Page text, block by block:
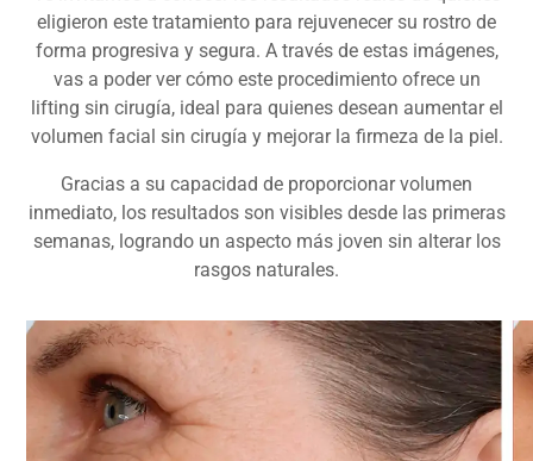
eligieron este tratamiento para rejuvenecer su rostro de
forma progresiva y segura. A través de estas imágenes,
vas a poder ver cómo este procedimiento ofrece un
lifting sin cirugía, ideal para quienes desean aumentar el
volumen facial sin cirugía y mejorar la firmeza de la piel.
Gracias a su capacidad de proporcionar volumen
inmediato, los resultados son visibles desde las primeras
semanas, logrando un aspecto más joven sin alterar los
rasgos naturales.